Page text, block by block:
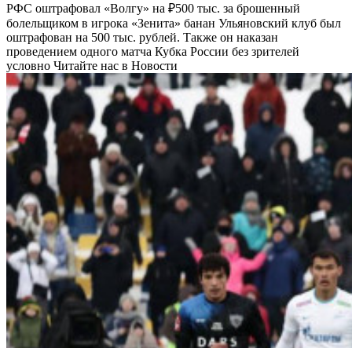
РФС оштрафовал «Волгу» на ₽500 тыс. за брошенный
болельщиком в игрока «Зенита» банан Ульяновский клуб был
оштрафован на 500 тыс. рублей. Также он наказан
проведением одного матча Кубка России без зрителей
условно Читайте нас в Новости